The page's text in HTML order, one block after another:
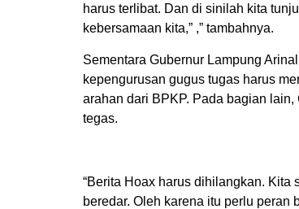
harus terlibat. Dan di sinilah kita
kebersamaan kita,” ,” tambahnya.
Sementara Gubernur Lampung
kepengurusan gugus tugas harus
arahan dari BPKP. Pada bagian
tegas.
“Berita Hoax harus dihilangkan.
beredar. Oleh karena itu perlu